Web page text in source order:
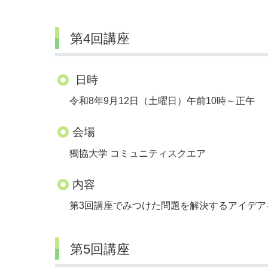
第4回講座
日時
令和8年9月12日（土曜日）午前10時～正午
会場
獨協大学 コミュニティスクエア
内容
第3回講座でみつけた問題を解決するアイデ
第5回講座